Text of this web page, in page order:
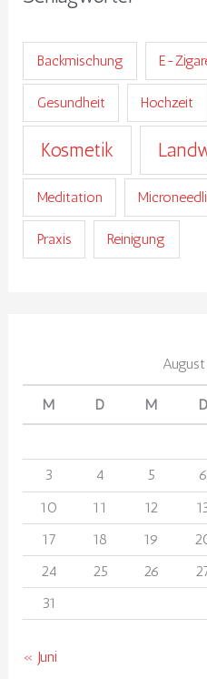
Backmischung E-
Gesundheit Hochzeit
Kosmetik
Meditation
Praxis Reinigung
M D M D
3
4 5 6
10
11 12
17
18 19
24
25 26
31
« Juni